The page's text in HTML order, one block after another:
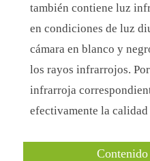
también contiene luz
en condiciones de luz
cámara en blanco y
los rayos infrarrojos.
infrarroja
efectivamente la calidad